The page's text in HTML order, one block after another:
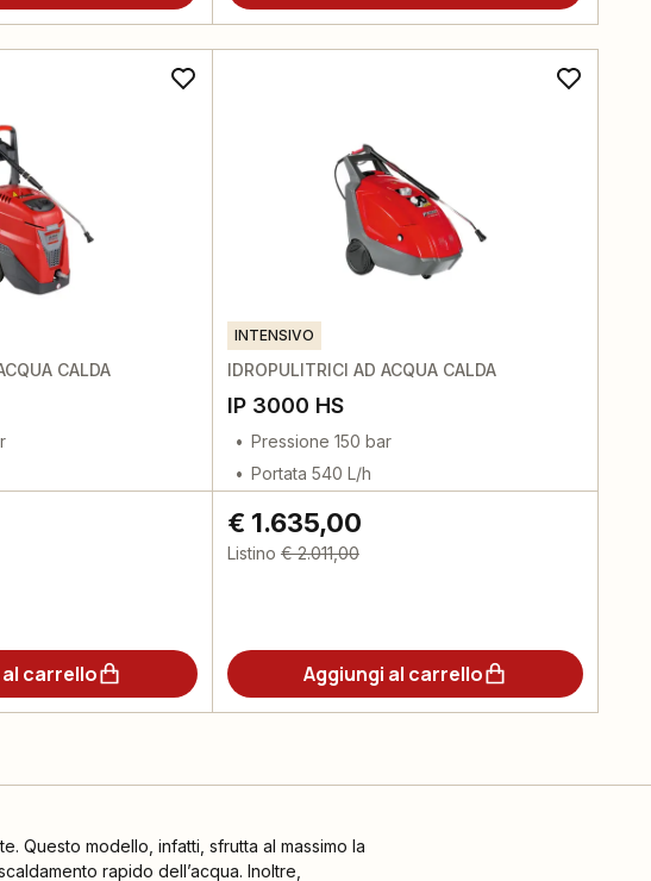
CALDA
carrello
INTENSIVO
IDROPULITRICI AD ACQUA CALDA
IP 3000 HS
Pressione 150 bar
Portata 540 L/h
€ 1.635,00
Listino € 2.011,00
Aggiungi al carrello
Questo modello, infatti, sfrutta al massimo la
rapido dell’acqua. Inoltre,